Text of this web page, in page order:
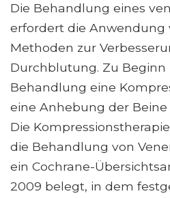
Die Behandlung eines
erfordert die Anwendung
Methoden zur
Durchblutung. Zu Beginn
Behandlung eine
eine Anhebung der Beine
Die
die Behandlung von
ein Cochrane-
2009 belegt, in dem